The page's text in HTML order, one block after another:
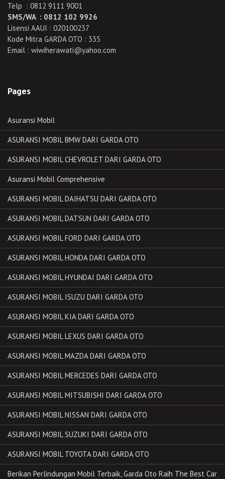
Telp : 0812 9111 9001
SMS/WA : 0812 102 9926
Lisensi AAUI : 020100237
Kode Mitra GARDA OTO : 335
Email : wiwiherawati@yahoo.com
Pages
Asuransi Mobil
ASURANSI MOBIL BMW DARI GARDA OTO
ASURANSI MOBIL CHEVROLET DARI GARDA OTO
Asuransi Mobil Comprehensive
ASURANSI MOBIL DAIHATSU DARI GARDA OTO
ASURANSI MOBIL DATSUN DARI GARDA OTO
ASURANSI MOBIL FORD DARI GARDA OTO
ASURANSI MOBIL HONDA DARI GARDA OTO
ASURANSI MOBIL HYUNDAI DARI GARDA OTO
ASURANSI MOBIL ISUZU DARI GARDA OTO
ASURANSI MOBIL KIA DARI GARDA OTO
ASURANSI MOBIL LEXUS DARI GARDA OTO
ASURANSI MOBIL MAZDA DARI GARDA OTO
ASURANSI MOBIL MERCEDES DARI GARDA OTO
ASURANSI MOBIL MITSUBISHI DARI GARDA OTO
ASURANSI MOBIL NISSAN DARI GARDA OTO
ASURANSI MOBIL SUZUKI DARI GARDA OTO
ASURANSI MOBIL TOYOTA DARI GARDA OTO
Berikan Perlindungan Mobil Terbaik, Garda Oto Raih The Best Car